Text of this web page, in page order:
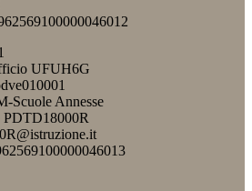
UFUH6G
Scuole Annesse
PDTD18000R